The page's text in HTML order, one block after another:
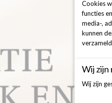
Cookies
functies
media-,
kunnen
Wij zijn
Wij zijn